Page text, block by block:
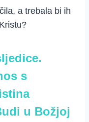
a trebala bi ih
s
u Božjoj